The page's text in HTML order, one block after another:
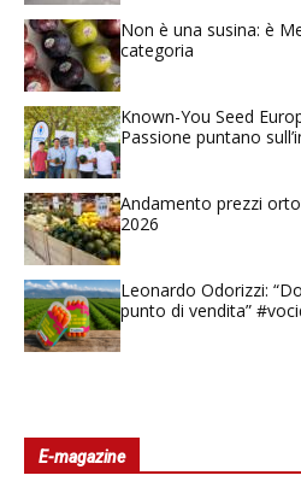
Non è una susina: è
categoria
Known-You Seed
Passione puntano
Andamento prezzi
2026
Leonardo Odorizzi:
punto di vendita”
E-magazine